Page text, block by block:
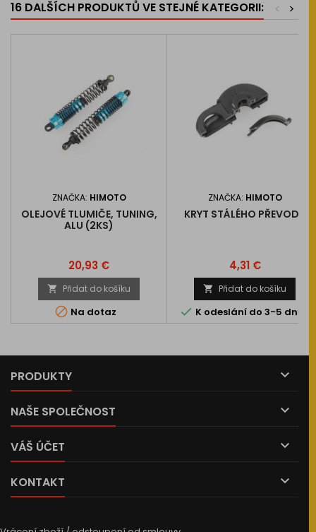
16 DALŠÍCH PRODUKTŮ VE STEJNÉ KATEGORII: >
<
ZNAČKA: HIMOTO
OLEJOVÉ TLUMIČE, TUNING,
ALU (2KS)
Cena
20,93 €
 Přidat do košíku
 Na dotaz
ZNAČKA: HIMOTO
KRYT STÁLÉHO PŘEVODU
Cena
4,31 €
 Přidat do košíku
 K odeslání do 3-5 dnů
PRODUKTY 
NAŠE SPOLEČNOST 
VÁŠ ÚČET 
KONTAKT 